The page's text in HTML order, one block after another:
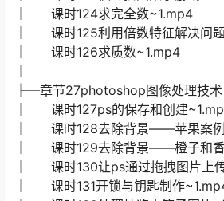
│ 课时124求完全数~1.mp4
│ 课时125利用倍数特征解决问
│ 课时126求质数~1.mp4
├─章节27photoshop图像处理技术
│ 课时127ps的保存和创建
│ 课时128去除背景——苹果案
│ 课时129去除背景——橙子和香
│ 课时130让ps通过拖拽图片上
│ 课时131开锁与钥匙制作